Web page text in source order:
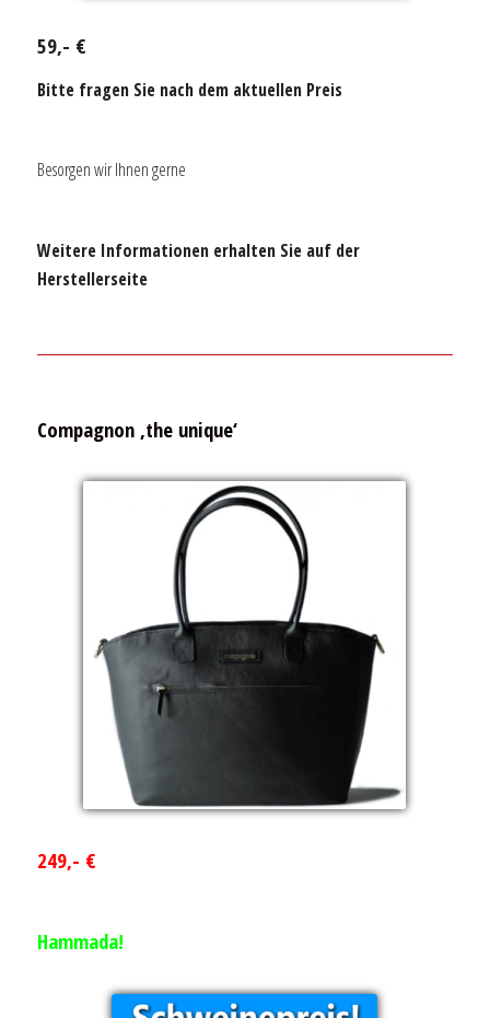
59,- €
Bitte fragen Sie nach dem aktuellen Preis
Besorgen wir Ihnen gerne
Weitere Informationen erhalten Sie auf der
Herstellerseite
Compagnon ‚the unique‘
249,- €
Hammada!